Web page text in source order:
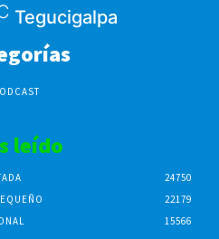
Tegucigalpa
leído
24750
22179
15566